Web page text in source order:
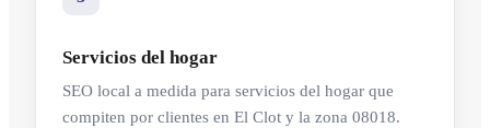
Servicios del hogar
SEO local a medida para servicios del hogar que
compiten por clientes en El Clot y la zona 08018.